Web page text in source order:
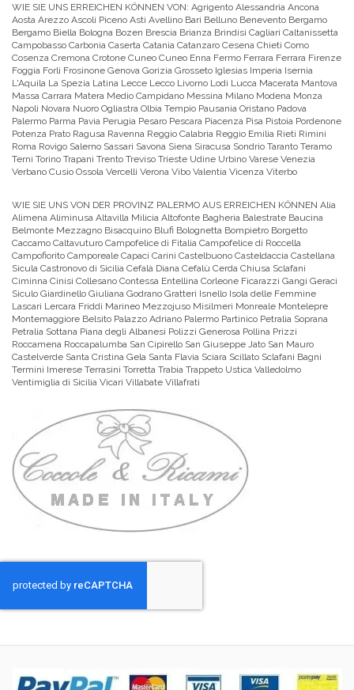
WIE SIE UNS ERREICHEN KÖNNEN VON: Agrigento Alessandria Ancona
Aosta Arezzo Ascoli Piceno Asti Avellino Bari Belluno Benevento Bergamo
Bergamo Biella Bologna Bozen Brescia Brianza Brindisi Cagliari Caltanissetta
Campobasso Carbonia Caserta Catania Catanzaro Cesena Chieti Como
Cosenza Cremona Crotone Cuneo Cuneo Enna Fermo Ferrara Ferrara Firenze
Foggia Forli Frosinone Genova Gorizia Grosseto Iglesias Imperia Isernia
L'Aquila La Spezia Latina Lecce Lecco Livorno Lodi Lucca Macerata Mantova
Massa Carrara Matera Medio Campidano Messina Milano Modena Monza
Napoli Novara Nuoro Ogliastra Olbia Tempio Pausania Oristano Padova
Palermo Parma Pavia Perugia Pesaro Pescara Piacenza Pisa Pistoia Pordenone
Potenza Prato Ragusa Ravenna Reggio Calabria Reggio Emilia Rieti Rimini
Roma Rovigo Salerno Sassari Savona Siena Siracusa Sondrio Taranto Teramo
Terni Torino Trapani Trento Treviso Trieste Udine Urbino Varese Venezia
Verbano Cusio Ossola Vercelli Verona Vibo Valentia Vicenza Viterbo
WIE SIE UNS VON DER PROVINZ PALERMO AUS ERREICHEN KÖNNEN Alia
Alimena Aliminusa Altavilla Milicia Altofonte Bagheria Balestrate Baucina
Belmonte Mezzagno Bisacquino Blufi Bolognetta Bompietro Borgetto
Caccamo Caltavuturo Campofelice di Fitalia Campofelice di Roccella
Campofiorito Camporeale Capaci Carini Castelbuono Casteldaccia Castellana
Sicula Castronovo di Sicilia Cefalà Diana Cefalù Cerda Chiusa Sclafani
Ciminna Cinisi Collesano Contessa Entellina Corleone Ficarazzi Gangi Geraci
Siculo Giardinello Giuliana Godrano Gratteri Isnello Isola delle Femmine
Lascari Lercara Friddi Marineo Mezzojuso Misilmeri Monreale Montelepre
Montemaggiore Belsito Palazzo Adriano Palermo Partinico Petralia Soprana
Petralia Sottana Piana degli Albanesi Polizzi Generosa Pollina Prizzi
Roccamena Roccapalumba San Cipirello San Giuseppe Jato San Mauro
Castelverde Santa Cristina Gela Santa Flavia Sciara Scillato Sclafani Bagni
Termini Imerese Terrasini Torretta Trabia Trappeto Ustica Valledolmo
Ventimiglia di Sicilia Vicari Villabate Villafrati